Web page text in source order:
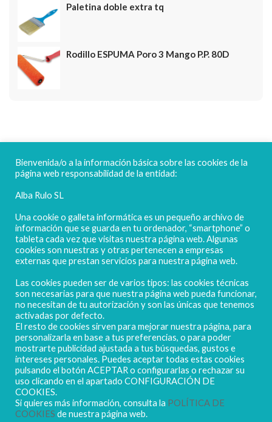
Paletina doble extra tq
Rodillo ESPUMA Poro 3 Mango P.P. 80D
FELICES FIESTAS
POLIGONO CAMPORROSO P-D, Nº4
02520 - CHINCHILLA DE MONTEARAGÓN
(ALBACETE) Spain
Tel. + 34 967 218 812 - info@abr.com.es
Copyright ALBARULO © 2020 | Todos los derechos reservados
Bienvenida/o a la información básica sobre las cookies de la
página web responsabilidad de la entidad:
Alba Rulo SL
Una cookie o galleta informática es un pequeño archivo de
información que se guarda en tu ordenador, “smartphone” o
tableta cada vez que visitas nuestra página web. Algunas
cookies son nuestras y otras pertenecen a empresas
externas que prestan servicios para nuestra página web.
Las cookies pueden ser de varios tipos: las cookies técnicas
son necesarias para que nuestra página web pueda funcionar,
no necesitan de tu autorización y son las únicas que tenemos
activadas por defecto.
El resto de cookies sirven para mejorar nuestra página, para
personalizarla en base a tus preferencias, o para poder
mostrarte publicidad ajustada a tus búsquedas, gustos e
intereses personales. Puedes aceptar todas estas cookies
pulsando el botón ACEPTAR o configurarlas o rechazar su
uso clicando en el apartado CONFIGURACIÓN DE
COOKIES.
Si quieres más información, consulta la POLÍTICA DE
COOKIES de nuestra página web.